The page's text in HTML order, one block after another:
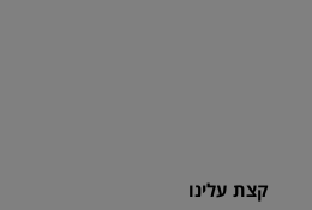
קצת עלינו